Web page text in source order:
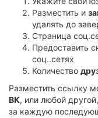
Разместить и
удалять до
Страница
Предоставить
соц..сетях
Количество
Разместить ссылку
ВК, или любой
за каждую